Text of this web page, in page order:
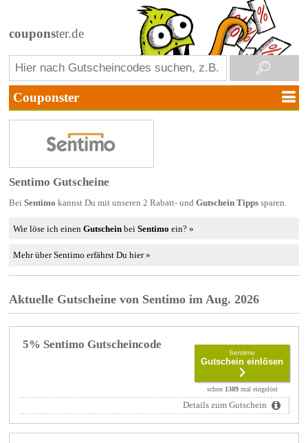
couponster.de
Sentimo Gutscheine
Bei Sentimo kannst Du mit unseren 2 Rabatt- und Gutschein Tippssparen.
Wie löse ich einenGutschein beiSentimo ein? »
Mehr über Sentimo erfährst Du hier »
Aktuelle Gutscheine von Sentimo im Aug. 2026
5% Sentimo Gutscheincode
Sentimo
Gutschein einlösen
schon 1389mal eingelöst
Details zum Gutschein